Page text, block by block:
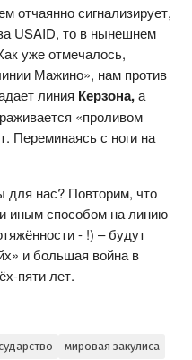
отчаянно сигнализирует,
USAID, то в нынешнем
уже отмечалось,
Мажино», нам против
линия Керзона,а
«проливом
Переминаясь с ноги на
для нас? Повторим, что
иным способом на линию
- !) – будут
и большая война в
пяти лет.
мировая закулиса